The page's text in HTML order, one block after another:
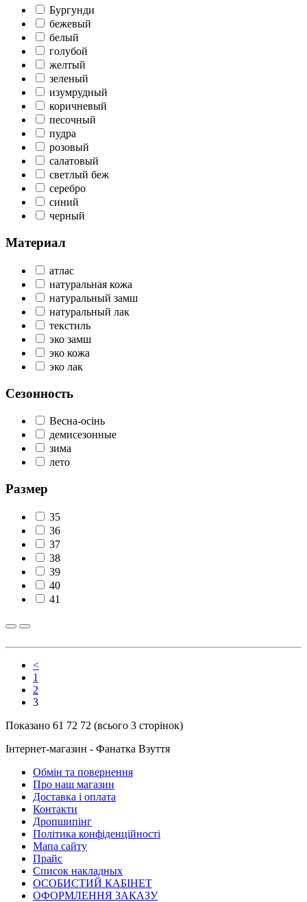
Бургунди
бежевый
белый
голубой
желтый
зеленый
изумрудный
коричневый
песочный
пудра
розовый
салатовый
светлый беж
серебро
синий
черный
Материал
атлас
натуральная кожа
натуральный замш
натуральный лак
текстиль
эко замш
эко кожа
эко лак
Сезонность
Весна-осінь
демисезонные
зима
лето
Размер
35
36
37
38
39
40
41
<
1
2
3
Показано 61 72 72 (всього 3 сторінок)
Інтернет-магазин - Фанатка Взуття
Обмін та повернення
Про наш магазин
Доставка і оплата
Контакти
Дропшипінг
Політика конфіденційності
Мапа сайту
Прайс
Список накладных
ОСОБИСТИЙ КАБІНЕТ
ОФОРМЛЕННЯ ЗАКАЗУ